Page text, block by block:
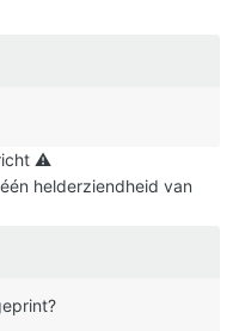
⚠️
helderziendheid van